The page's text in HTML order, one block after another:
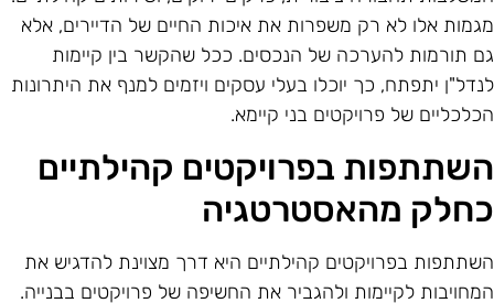
אלו לא רק משפרות את איכות החיים של הדיירים, אלא
תורמות להערכה של הנכסים. ככל שהקשר בין קיימות
יתפתח, כך יוכלו בעלי עסקים ויזמים למנף את היתרונות
של פרויקטים בני קיימא.
בפרויקטים קהילתיים
מהאסטרטגיה
בפרויקטים קהילתיים היא דרך מצוינת להדגיש את
לקיימות ולהגביר את החשיפה של פרויקטים בבנייה.